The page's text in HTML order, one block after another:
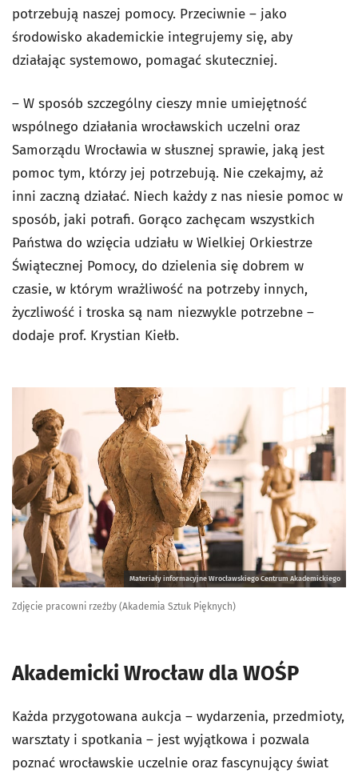
potrzebują naszej pomocy. Przeciwnie – jako
środowisko akademickie integrujemy się, aby
działając systemowo, pomagać skuteczniej.
– W sposób szczególny cieszy mnie umiejętność
wspólnego działania wrocławskich uczelni oraz
Samorządu Wrocławia w słusznej sprawie, jaką jest
pomoc tym, którzy jej potrzebują. Nie czekajmy, aż
inni zaczną działać. Niech każdy z nas niesie pomoc w
sposób, jaki potrafi. Gorąco zachęcam wszystkich
Państwa do wzięcia udziału w Wielkiej Orkiestrze
Świątecznej Pomocy, do dzielenia się dobrem w
czasie, w którym wrażliwość na potrzeby innych,
życzliwość i troska są nam niezwykle potrzebne –
dodaje prof. Krystian Kiełb.
Materiały informacyjne Wrocławskiego Centrum Akademickiego
Zdjęcie pracowni rzeźby (Akademia Sztuk Pięknych)
Akademicki Wrocław dla WOŚP
Każda przygotowana aukcja – wydarzenia, przedmioty,
warsztaty i spotkania – jest wyjątkowa i pozwala
poznać wrocławskie uczelnie oraz fascynujący świat